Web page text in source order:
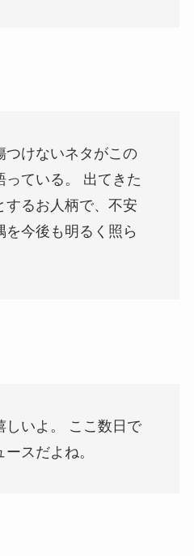
つけないネタがこの
っている。 出てきた
するお人柄で、不安
を今後も明るく照ら
しいよ。 ここ数日で
スだよね。